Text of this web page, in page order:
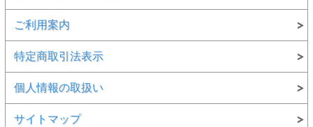
ご利用案内
特定商取引法表示
個人情報の取扱い
サイトマップ